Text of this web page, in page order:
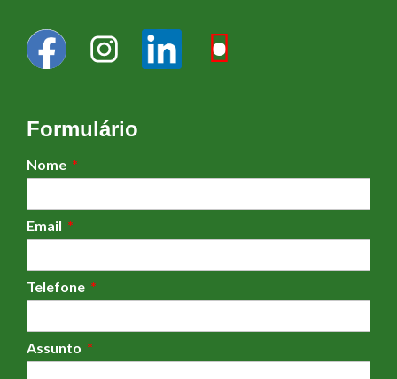
Formulário
Nome
Email
Telefone
Assunto